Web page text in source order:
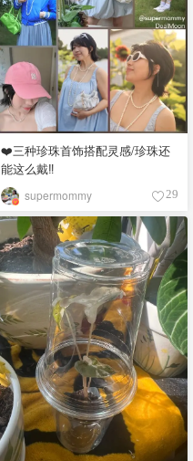
❤️三种珍珠首饰搭配灵感/珍珠还
能这么戴‼️
supermommy 29